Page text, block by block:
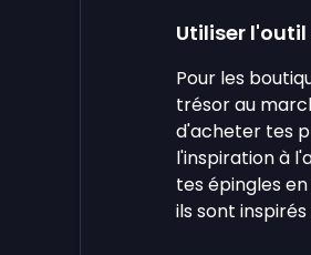
Utiliser
Pour les
trésor au
d'acheter tes
l'inspiration à
tes épingles
ils sont